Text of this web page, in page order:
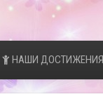
НАШИ ДОСТИЖЕНИЯ